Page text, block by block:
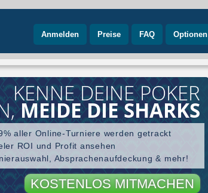
Anmelden Preise FAQ Optionen
KENNE DEINE POKER
MEIDE DIE SHARKS
aller Online-Turniere werden getrackt
ROI und Profit ansehen
Absprachenaufdeckung & mehr!
KOSTENLOS MITMACHEN